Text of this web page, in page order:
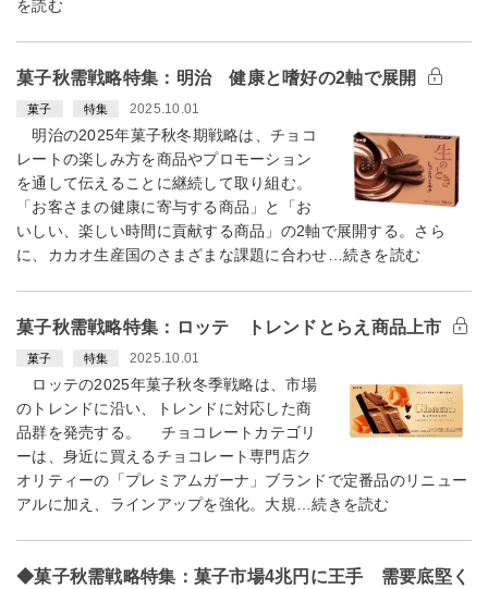
を読む
菓子秋需戦略特集：明治 健康と嗜好の2軸で展開
菓子 特集 2025.10.01
明治の2025年菓子秋冬期戦略は、チョコ
レートの楽しみ方を商品やプロモーション
を通して伝えることに継続して取り組む。
「お客さまの健康に寄与する商品」と「お
いしい、楽しい時間に貢献する商品」の2軸で展開する。さら
に、カカオ生産国のさまざまな課題に合わせ…続きを読む
菓子秋需戦略特集：ロッテ トレンドとらえ商品上市
菓子 特集 2025.10.01
ロッテの2025年菓子秋冬季戦略は、市場
のトレンドに沿い、トレンドに対応した商
品群を発売する。 チョコレートカテゴリ
ーは、身近に買えるチョコレート専門店ク
オリティーの「プレミアムガーナ」ブランドで定番品のリニュー
アルに加え、ラインアップを強化。大規…続きを読む
◆菓子秋需戦略特集：菓子市場4兆円に王手 需要底堅く